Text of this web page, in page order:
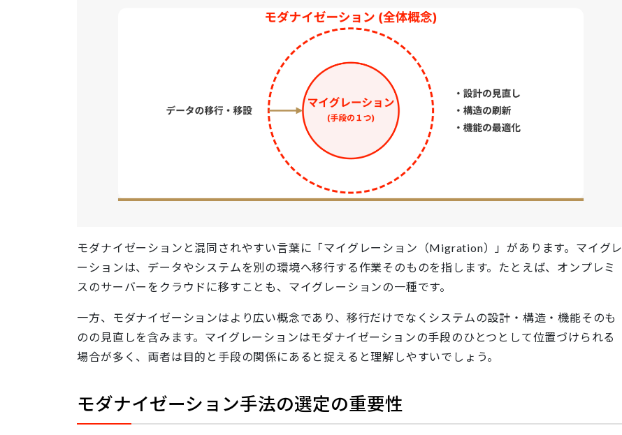
モダナイゼーションと混同されやすい言葉に「マイグレーション（Migration）」があります。マイグレ
ーションは、データやシステムを別の環境へ移行する作業そのものを指します。たとえば、オンプレミ
スのサーバーをクラウドに移すことも、マイグレーションの一種です。
一方、モダナイゼーションはより広い概念であり、移行だけでなくシステムの設計・構造・機能そのも
のの見直しを含みます。マイグレーションはモダナイゼーションの手段のひとつとして位置づけられる
場合が多く、両者は目的と手段の関係にあると捉えると理解しやすいでしょう。
モダナイゼーション手法の選定の重要性